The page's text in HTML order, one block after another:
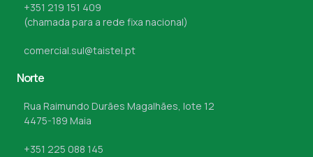
+351 219 151 409
(chamada para a rede fixa nacional)
comercial.sul@taistel.pt
Norte
Rua Raimundo Durães Magalhães, lote 12
4475-189 Maia
+351 225 088 145